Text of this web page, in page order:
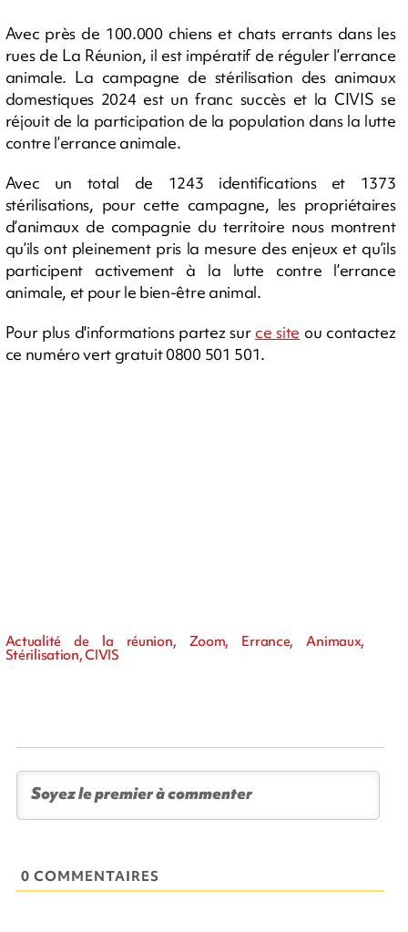
Avec près de 100.000 chiens et chats errants dans les
rues de La Réunion, il est impératif de réguler l’errance
animale. La campagne de stérilisation des animaux
domestiques 2024 est un franc succès et la CIVIS se
réjouit de la participation de la population dans la lutte
contre l’errance animale.
Avec un total de 1243 identifications et 1373
stérilisations, pour cette campagne, les propriétaires
d’animaux de compagnie du territoire nous montrent
qu’ils ont pleinement pris la mesure des enjeux et qu’ils
participent activement à la lutte contre l’errance
animale, et pour le bien-être animal.
Pour plus d'informations partez sur ce site ou contactez
ce numéro vert gratuit 0800 501 501.
Actualité de la réunion, Zoom, Errance, Animaux,
Stérilisation, CIVIS
0 COMMENTAIRES